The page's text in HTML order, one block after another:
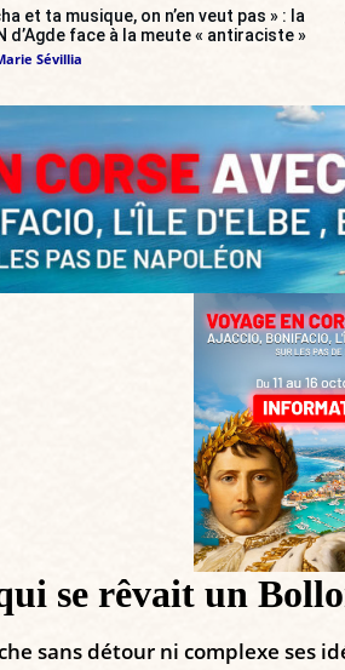
et ta musique, on n’en veut pas » : la
d’Agde face à la meute « antiraciste »
Sévillia
se rêvait un
sans détour ni complexe ses